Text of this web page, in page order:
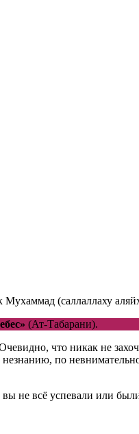
(саллаллаху
(Ат-Табарани).
что никак не
по
не всё успевали или были